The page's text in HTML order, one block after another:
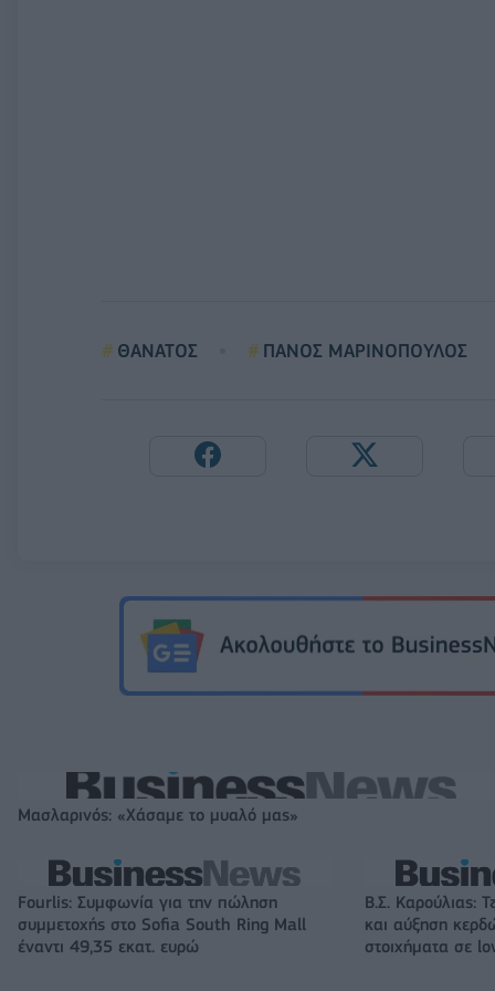
ΘΑΝΑΤΟΣ ΠΑΝΟΣ ΜΑΡΙΝΟΠΟΥΛΟΣ
Μασλαρινός: «Χάσαμε το μυαλό μας»
Fourlis: Συμφωνία για την πώληση
συμμετοχής στο Sofia South Ring Mall
έναντι 49,35 εκατ. ευρώ
Β.Σ. Καρούλιας:
και αύξηση
στοιχήματα σε